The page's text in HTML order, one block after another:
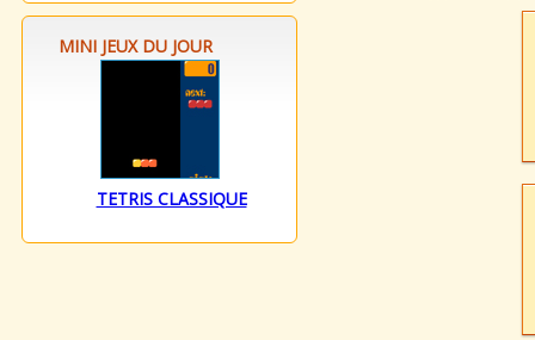
MINI JEUX DU JOUR
TETRIS CLASSIQUE